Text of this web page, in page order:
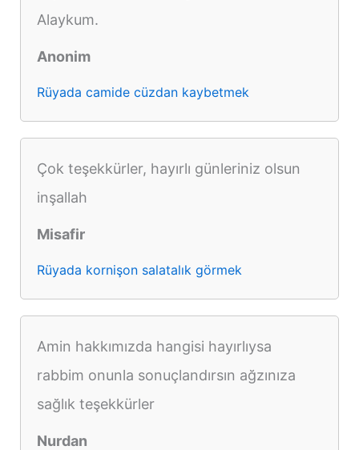
Alaykum.
Anonim
Rüyada camide cüzdan kaybetmek
Çok teşekkürler, hayırlı günleriniz olsun
inşallah
Misafir
Rüyada kornişon salatalık görmek
Amin hakkımızda hangisi hayırlıysa
rabbim onunla sonuçlandırsın ağzınıza
sağlık teşekkürler
Nurdan